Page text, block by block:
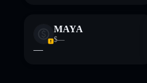
MAYA
$—
—